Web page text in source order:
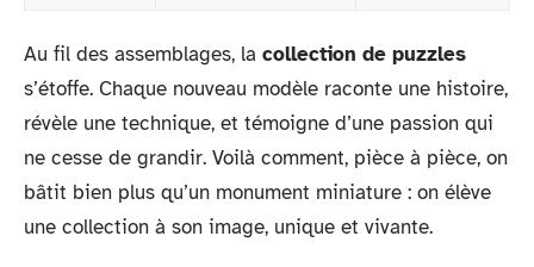
Au fil des assemblages, la collection de puzzles
s’étoffe. Chaque nouveau modèle raconte une histoire,
révèle une technique, et témoigne d’une passion qui
ne cesse de grandir. Voilà comment, pièce à pièce, on
bâtit bien plus qu’un monument miniature : on élève
une collection à son image, unique et vivante.